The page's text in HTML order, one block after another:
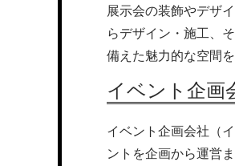
展示会の装飾やデザ
らデザイン・施工、
備えた魅力的な空間を
イベント企画
イベント企画会社（
ントを企画から運営